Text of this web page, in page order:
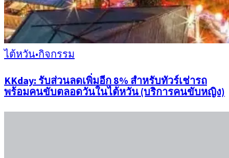
ไต้หวัน•กิจกรรม
KKday: รับส่วนลดเพิ่มอีก 8% สำหรับทัวร์เช่ารถ
พร้อมคนขับตลอดวันในไต้หวัน (บริการคนขับหญิง)